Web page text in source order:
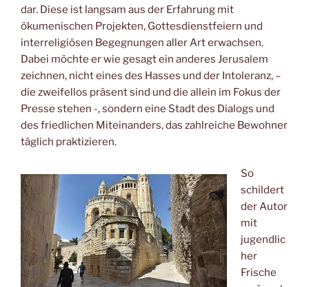
dar. Diese ist langsam aus der Erfahrung mit
ökumenischen Projekten, Gottesdienstfeiern und
interreligiösen Begegnungen aller Art erwachsen.
Dabei möchte er wie gesagt ein anderes Jerusalem
zeichnen, nicht eines des Hasses und der Intoleranz, –
die zweifellos präsent sind und die allein im Fokus der
Presse stehen -, sondern eine Stadt des Dialogs und
des friedlichen Miteinanders, das zahlreiche Bewohner
täglich praktizieren.
So
schildert
der Autor
mit
jugendlic
her
Frische